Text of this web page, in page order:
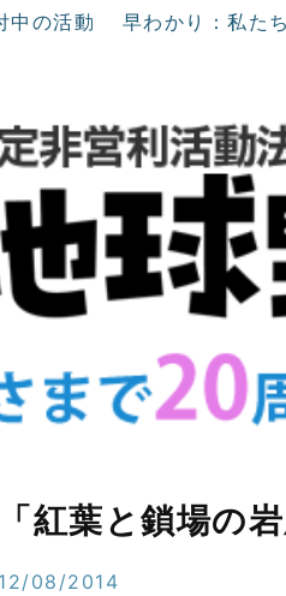
中の活動 早わかり：私た
「紅葉と鎖場の
12/08/2014